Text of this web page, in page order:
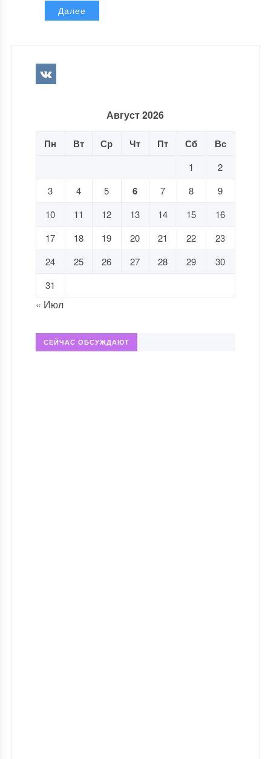
Далее
Август 2026
Пн Вт Ср Чт Пт Сб Вс
1
2
3
4 5 6 7 8
9
10
11 12 13 14 15
16
17
18 19 20 21 22
23
24
25 26 27 28 29
30
31
« Июл
СЕЙЧАС ОБСУЖДАЮТ